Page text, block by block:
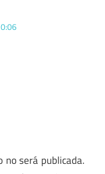
no será publicada.